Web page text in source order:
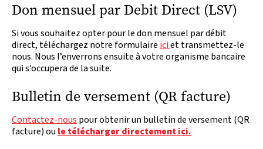
Don mensuel par Debit Direct (LSV)
Si vous souhaitez opter pour le don mensuel par débit
direct, téléchargez notre formulaire iciet transmettez-le
nous. Nous l’enverrons ensuite à votre organisme bancaire
qui s’occupera de la suite.
Bulletin de versement (QR facture)
Contactez-nous pour obtenir un bulletin de versement (QR
facture) oule télécharger directement ici.